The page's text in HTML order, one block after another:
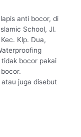
anti bocor, di
School, Jl.
Klp. Dua,
bocor pakai
juga disebut